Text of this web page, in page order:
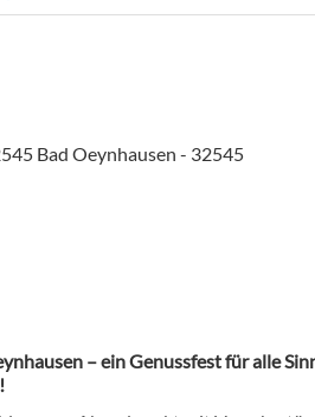
Bad Oeynhausen - 32545
– ein Genussfest für alle